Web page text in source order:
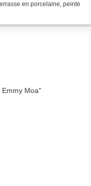
en porcelaine, peinte